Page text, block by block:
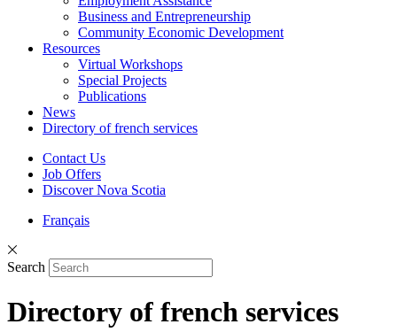
Business and Entrepreneurship
Community Economic Development
Resources
Virtual Workshops
Special Projects
Publications
News
Directory of french services
Contact Us
Job Offers
Discover Nova Scotia
Français
Search
Directory of french services